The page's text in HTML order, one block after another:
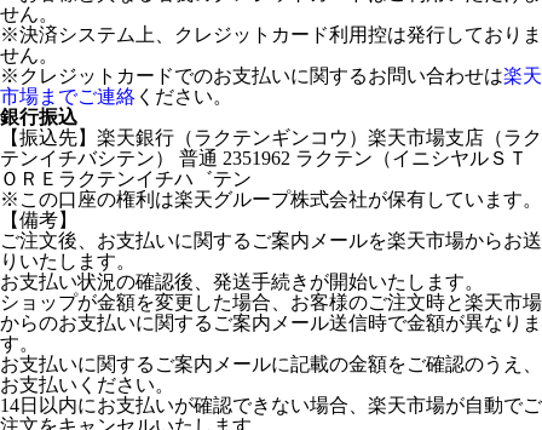
せん。
※決済システム上、クレジットカード利用控は発行しておりま
せん。
※クレジットカードでのお支払いに関するお問い合わせは楽天
市場までご連絡 ください。
銀行振込
【振込先】楽天銀行（ラクテンギンコウ）楽天市場支店（ラク
テンイチバシテン） 普通 2351962 ラクテン（イニシヤルＳＴ
ＯＲＥラクテンイチハ゛テン
※この口座の権利は楽天グループ株式会社が保有しています。
【備考】
ご注文後、お支払いに関するご案内メールを楽天市場からお送
りいたします。
お支払い状況の確認後、発送手続きが開始いたします。
ショップが金額を変更した場合、お客様のご注文時と楽天市場
からのお支払いに関するご案内メール送信時で金額が異なりま
す。
お支払いに関するご案内メールに記載の金額をご確認のうえ、
お支払いください。
14日以内にお支払いが確認できない場合、楽天市場が自動でご
注文をキャンセルいたします。